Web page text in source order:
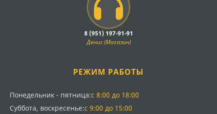
Подшипники и уплотнительные
высоких нагрузок и требуют использования
трансмиссионного масла и попадание загрязнений
внутрь коробки. При ремонте КПП рекомендуется
8 (951) 197-91-91
Денис (Магазин)
РЕЖИМ РАБОТЫ
Понедельник - пятница:с 8:00 до 18:00
Суббота, воскресенье:с 9:00 до 15:00